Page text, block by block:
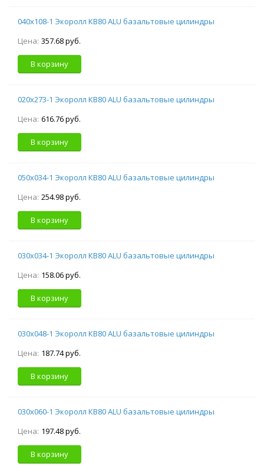
040х108-1 Экоролл КВ80 ALU базальтовые цилиндры
Цена: 357.68 руб.
В корзину
020х273-1 Экоролл КВ80 ALU базальтовые цилиндры
Цена: 616.76 руб.
В корзину
050х034-1 Экоролл КВ80 ALU базальтовые цилиндры
Цена: 254.98 руб.
В корзину
030х034-1 Экоролл КВ80 ALU базальтовые цилиндры
Цена: 158.06 руб.
В корзину
030х048-1 Экоролл КВ80 ALU базальтовые цилиндры
Цена: 187.74 руб.
В корзину
030х060-1 Экоролл КВ80 ALU базальтовые цилиндры
Цена: 197.48 руб.
В корзину